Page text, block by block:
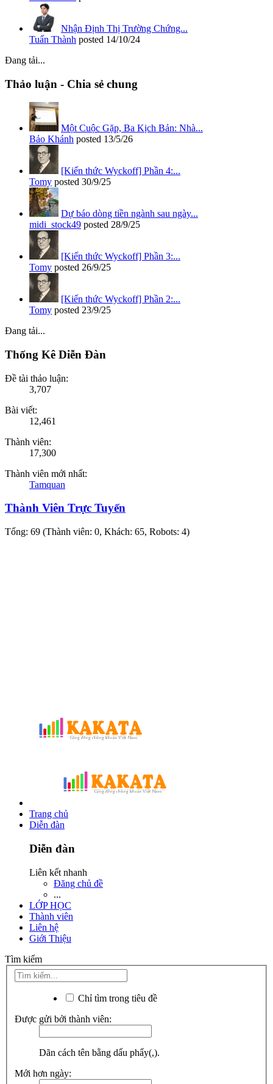
Nhận Định Thị Trường Chứng...
Tuấn Thành posted 14/10/24
Đang tải...
Thảo luận - Chia sẻ chung
Một Cuộc Gặp, Ba Kịch Bản: Nhà...
Bảo Khánh posted 13/5/26
[Kiến thức Wyckoff] Phần 4:...
Tomy posted 30/9/25
Dự báo dòng tiền ngành sau ngày...
midi_stock49 posted 28/9/25
[Kiến thức Wyckoff] Phần 3:...
Tomy posted 26/9/25
[Kiến thức Wyckoff] Phần 2:...
Tomy posted 23/9/25
Đang tải...
Thống Kê Diễn Đàn
Đề tài thảo luận:
3,707
Bài viết:
12,461
Thành viên:
17,300
Thành viên mới nhất:
Tamquan
Thành Viên Trực Tuyến
Tổng: 69 (Thành viên: 0, Khách: 65, Robots: 4)
Trang chủ
Diễn đàn
Diễn đàn
Liên kết nhanh
Đăng chủ đề
...
LỚP HỌC
Thành viên
Liên hệ
Giới Thiệu
Tìm kiếm
Chỉ tìm trong tiêu đề
Được gửi bởi thành viên:
Dãn cách tên bằng dấu phẩy(,).
Mới hơn ngày: